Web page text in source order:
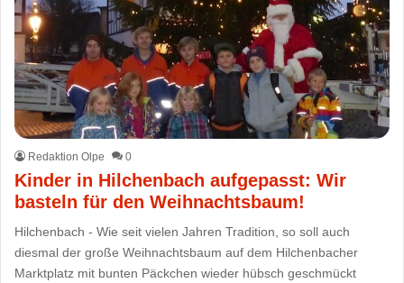
Redaktion Olpe 0
Kinder in Hilchenbach aufgepasst: Wir
basteln für den Weihnachtsbaum!
Hilchenbach - Wie seit vielen Jahren Tradition, so soll auch
diesmal der große Weihnachtsbaum auf dem Hilchenbacher
Marktplatz mit bunten Päckchen wieder hübsch geschmückt